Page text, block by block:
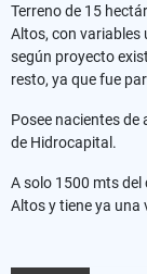
Terreno de 15
Altos, con variables
según proyecto
resto, ya que fue
Posee nacientes de
de Hidrocapital.
A solo 1500 mts del
Altos y tiene ya una